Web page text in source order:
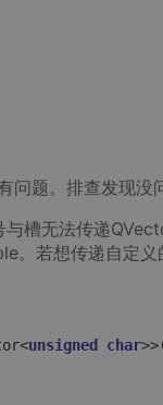
问题。排查发现没
槽无法传递
。若想传递自定
unsigned char